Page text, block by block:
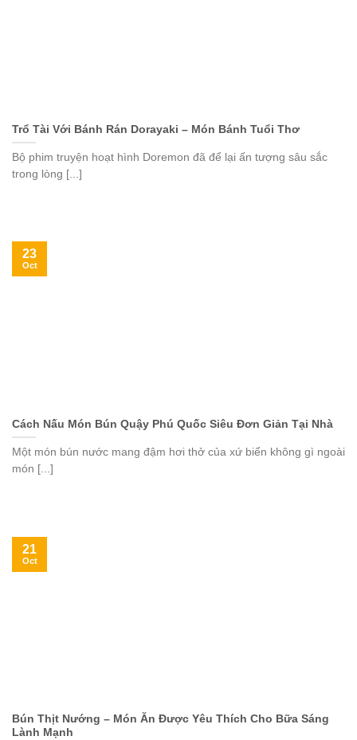
Trổ Tài Với Bánh Rán Dorayaki – Món Bánh Tuổi Thơ
Bộ phim truyện hoạt hình Doremon đã để lại ấn tượng sâu sắc
trong lòng [...]
Cách Nấu Món Bún Quậy Phú Quốc Siêu Đơn Giản Tại Nhà
Một món bún nước mang đậm hơi thở của xứ biển không gì ngoài
món [...]
23
Oct
Bún Thịt Nướng – Món Ăn Được Yêu Thích Cho Bữa Sáng
Lành Mạnh
21
Oct